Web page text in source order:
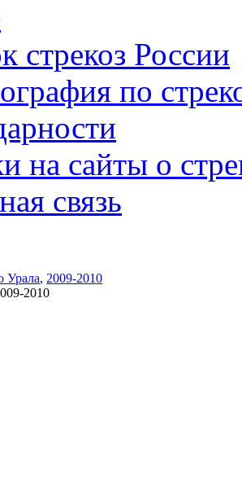
стрекоз России
по
на сайты о
связь
Урала, 2009-2010
2010